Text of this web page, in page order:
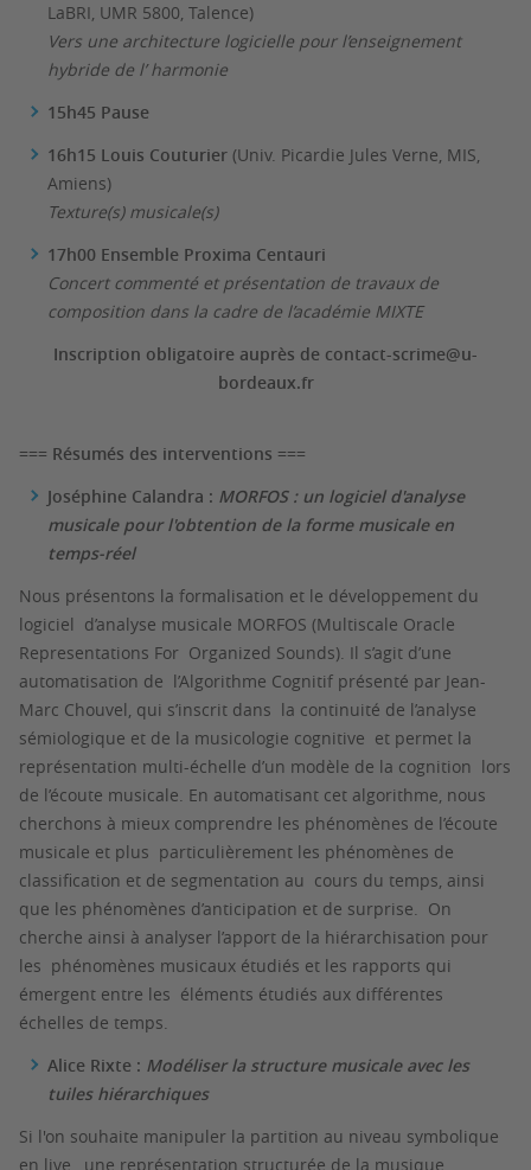
LaBRI, UMR 5800, Talence)
Vers une architecture logicielle pour l’enseignement
hybride de l’ harmonie
15h45 Pause
16h15 Louis Couturier (Univ. Picardie Jules Verne, MIS,
Amiens)
Texture(s) musicale(s)
17h00 Ensemble Proxima Centauri
Concert commenté et présentation de travaux de
composition dans la cadre de l’académie MIXTE
Inscription obligatoire auprès de contact-scrime@u-
bordeaux.fr
=== Résumés des interventions ===
Joséphine Calandra : MORFOS : un logiciel d'analyse
musicale pour l'obtention de la forme musicale en
temps-réel
Nous présentons la formalisation et le développement du
logiciel d’analyse musicale MORFOS (Multiscale Oracle
Representations For Organized Sounds). Il s’agit d’une
automatisation de l’Algorithme Cognitif présenté par Jean-
Marc Chouvel, qui s’inscrit dans la continuité de l’analyse
sémiologique et de la musicologie cognitive et permet la
représentation multi-échelle d’un modèle de la cognition lors
de l’écoute musicale. En automatisant cet algorithme, nous
cherchons à mieux comprendre les phénomènes de l’écoute
musicale et plus particulièrement les phénomènes de
classification et de segmentation au cours du temps, ainsi
que les phénomènes d’anticipation et de surprise. On
cherche ainsi à analyser l’apport de la hiérarchisation pour
les phénomènes musicaux étudiés et les rapports qui
émergent entre les éléments étudiés aux différentes
échelles de temps.
Alice Rixte : Modéliser la structure musicale avec les
tuiles hiérarchiques
Si l'on souhaite manipuler la partition au niveau symbolique
en live, une représentation structurée de la musique